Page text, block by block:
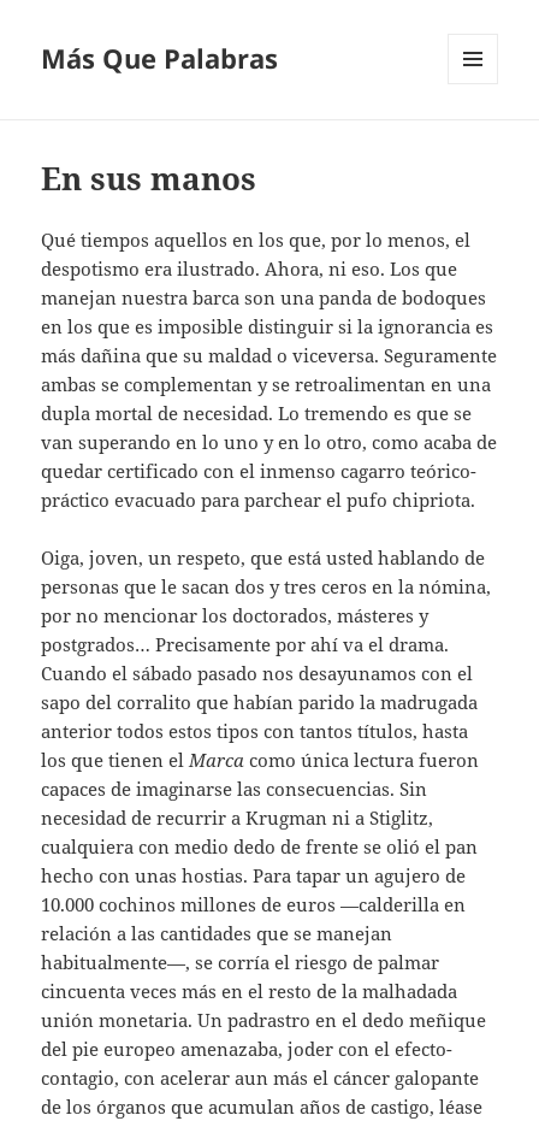
Más Que Palabras
En sus manos
Qué tiempos aquellos en los que, por lo menos, el
despotismo era ilustrado. Ahora, ni eso. Los que
manejan nuestra barca son una panda de bodoques
en los que es imposible distinguir si la ignorancia es
más dañina que su maldad o viceversa. Seguramente
ambas se complementan y se retroalimentan en una
dupla mortal de necesidad. Lo tremendo es que se
van superando en lo uno y en lo otro, como acaba de
quedar certificado con el inmenso cagarro teórico-
práctico evacuado para parchear el pufo chipriota.
Oiga, joven, un respeto, que está usted hablando de
personas que le sacan dos y tres ceros en la nómina,
por no mencionar los doctorados, másteres y
postgrados… Precisamente por ahí va el drama.
Cuando el sábado pasado nos desayunamos con el
sapo del corralito que habían parido la madrugada
anterior todos estos tipos con tantos títulos, hasta
los que tienen elMarca como única lectura fueron
capaces de imaginarse las consecuencias. Sin
necesidad de recurrir a Krugman ni a Stiglitz,
cualquiera con medio dedo de frente se olió el pan
hecho con unas hostias. Para tapar un agujero de
10.000 cochinos millones de euros —calderilla en
relación a las cantidades que se manejan
habitualmente—, se corría el riesgo de palmar
cincuenta veces más en el resto de la malhadada
unión monetaria. Un padrastro en el dedo meñique
del pie europeo amenazaba, joder con el efecto-
contagio, con acelerar aun más el cáncer galopante
de los órganos que acumulan años de castigo, léase